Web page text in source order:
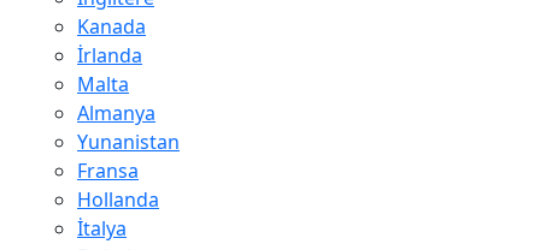
Kanada
İrlanda
Malta
Almanya
Yunanistan
Fransa
Hollanda
İtalya